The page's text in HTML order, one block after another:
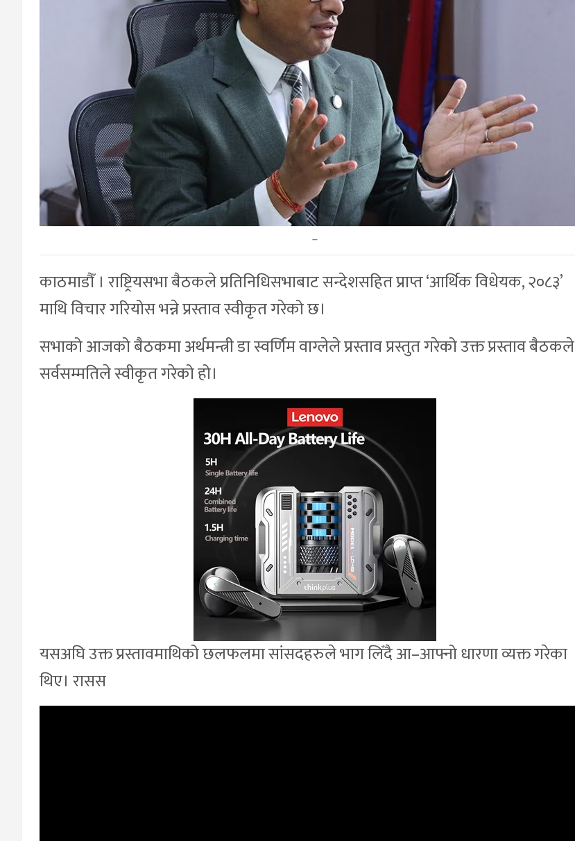
–
काठमाडौँ । राष्ट्रियसभा बैठकले प्रतिनिधिसभाबाट सन्देशसहित प्राप्त ‘आर्थिक विधेयक, २०८३’
माथि विचार गरियोस भन्ने प्रस्ताव स्वीकृत गरेको छ।
सभाको आजको बैठकमा अर्थमन्त्री डा स्वर्णिम वाग्लेले प्रस्ताव प्रस्तुत गरेको उक्त प्रस्ताव बैठकले
सर्वसम्मतिले स्वीकृत गरेको हो।
यसअघि उक्त प्रस्तावमाथिको छलफलमा सांसदहरुले भाग लिँदै आ–आफ्नो धारणा व्यक्त गरेका
थिए। रासस